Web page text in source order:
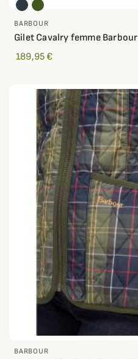
BARBOUR
Gilet Cavalry femme Barbour
189,95 €
BARBOUR